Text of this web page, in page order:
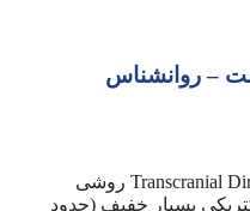
– روانشناس
tDCS یا Transcranial Direct Current Stimulation روشی
بسیار خفیف (حدود